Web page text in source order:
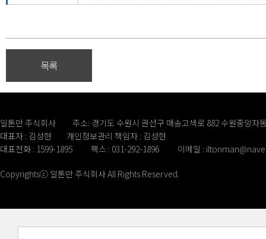
목록
일톤만 주식회사
주소: 경기도 수원시 권선구 매송고색로 882 수원중앙자
대표자 : 김성현
개인정보관리 책임자 : 김성현
대표전화 : 1599-1895
팩스 : 031-292-1896 이메일 :
Copyrightsⓒ 일톤만 주식회사 All Rights Reserved.